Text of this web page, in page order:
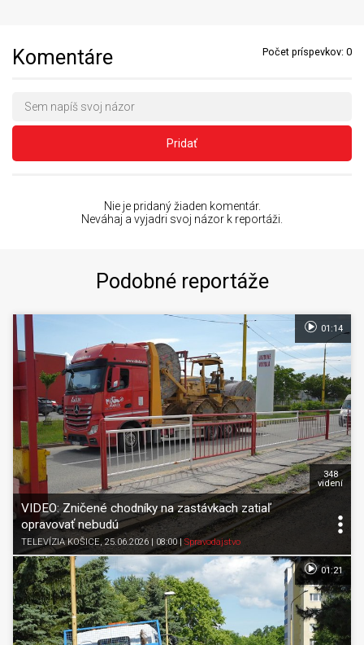
Komentáre Počet príspevkov: 0
Pridať
Nie je pridaný žiaden komentár.
Neváhaj a vyjadri svoj názor k reportáži.
Podobné reportáže
VIDEO: Zničené chodníky na zastávkach zatiaľ
opravovať nebudú
TELEVÍZIA KOŠICE, 25.06.2026 | 08:00| Spravodajstvo
348
videní
01:14
01:21